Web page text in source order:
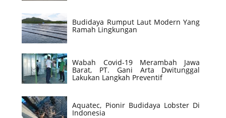
Budidaya Rumput Laut Modern Yang
Ramah Lingkungan
Wabah Covid-19 Merambah Jawa
Barat, PT. Gani Arta Dwitunggal
Lakukan Langkah Preventif
Aquatec, Pionir Budidaya Lobster Di
Indonesia